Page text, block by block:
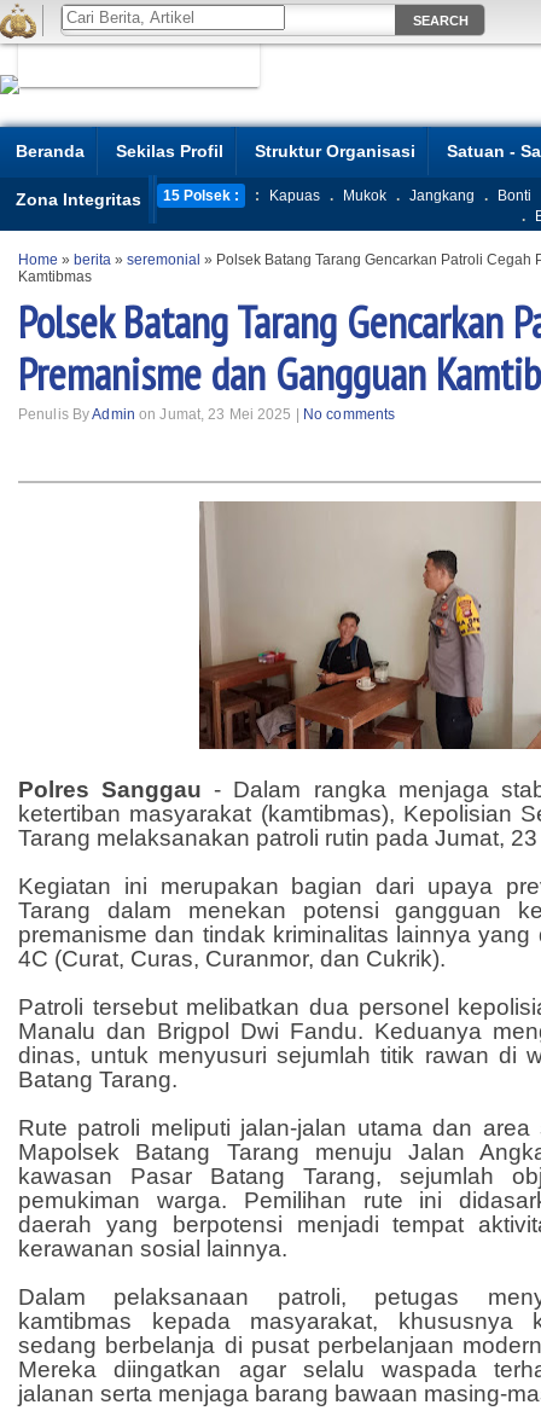
Beranda Sekilas Profil Struktur Organisasi Satuan -
Zona Integritas 15 Polsek : : Kapuas . Mukok . Jangkang .
Bonti
.
Home » berita » seremonial » Polsek Batang Tarang Gencarkan Patroli Cegah
Kamtibmas
Polsek Batang Tarang Gencarkan
Premanisme dan Gangguan
Penulis ByAdmin on Jumat, 23 Mei 2025 | No comments
Polres Sanggau- Dalam rangka menjaga
ketertiban masyarakat (kamtibmas), Kepolisian
Tarang melaksanakan patroli rutin pada Jumat,
Kegiatan ini merupakan bagian dari upaya
Tarang dalam menekan potensi gangguan
premanisme dan tindak kriminalitas lainnya
4C (Curat, Curas, Curanmor, dan Cukrik).
Patroli tersebut melibatkan dua personel
Manalu dan Brigpol Dwi Fandu. Keduanya
dinas, untuk menyusuri sejumlah titik rawan di
Batang Tarang.
Rute patroli meliputi jalan-jalan utama dan area
Mapolsek Batang Tarang menuju Jalan
kawasan Pasar Batang Tarang, sejumlah
pemukiman warga. Pemilihan rute ini
daerah yang berpotensi menjadi tempat
kerawanan sosial lainnya.
Dalam pelaksanaan patroli, petugas
kamtibmas kepada masyarakat, khususnya
sedang berbelanja di pusat perbelanjaan
Mereka diingatkan agar selalu waspada
jalanan serta menjaga barang bawaan masing-